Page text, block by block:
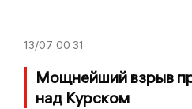
13/07 00:31
Мощнейший взрыв
над Курском